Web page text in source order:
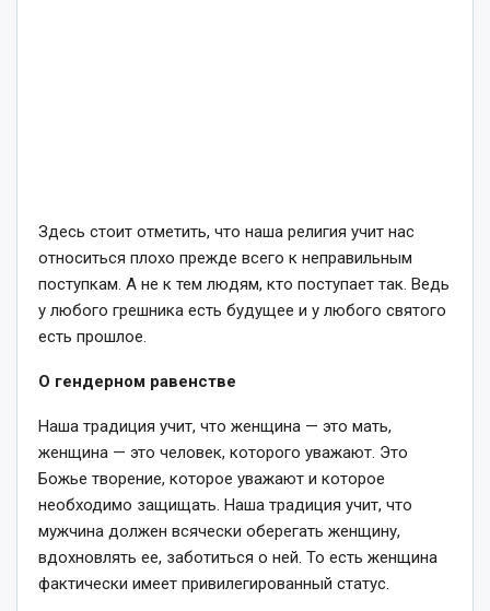
Здесь стоит отметить, что наша религия учит нас
относиться плохо прежде всего к неправильным
поступкам. А не к тем людям, кто поступает так. Ведь
у любого грешника есть будущее и у любого святого
есть прошлое.
О гендерном равенстве
Наша традиция учит, что женщина — это мать,
женщина — это человек, которого уважают. Это
Божье творение, которое уважают и которое
необходимо защищать. Наша традиция учит, что
мужчина должен всячески оберегать женщину,
вдохновлять ее, заботиться о ней. То есть женщина
фактически имеет привилегированный статус.